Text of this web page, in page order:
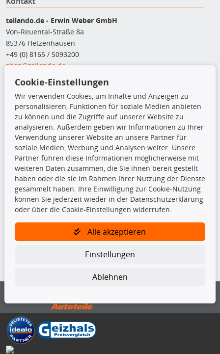
teilando.de - Erwin Weber GmbH
Von-Reuental-Straße 8a
85376 Hetzenhausen
+49 (0) 8165 / 5093200
shop@teilando.de
Top Produkte
Beleuchtung
Bremsbeläge
Bremsscheiben
Kupplungssatz
Querlenker
Radlager
Stoßdämpfer
TecDoc Inside
Die hier angezeigten Daten insbesondere die gesamte Datenbank dürfen
Es ist zu unterlassen, die Daten oder die gesamte Datenbank ohne
Zuwiderhandeln stellt eine Urheberrechtsverletzung dar und wird verfolgt.
Bitte prüfen Sie, ob das über unseren Onlineshop identifizierte Ersatzteil
auch tatsächlich dem gesuchten Ersatzteil entspricht.
Gegebenenfalls sind ergänzende Informationen notwendig, um
Cookie-Einstellungen
Wir verwenden Cookies, um Inhalte und Anzeigen zu
personalisieren, Funktionen für soziale Medien anbieten
zu können und die Zugriffe auf unserer Website zu
analysieren. Außerdem geben wir Informationen zu Ihrer
Verwendung unserer Website an unsere Partner für
soziale Medien, Werbung und Analysen weiter. Unsere
Partner führen diese Informationen möglicherweise mit
weiteren Daten zusammen, die Sie ihnen bereit gestellt
haben oder die sie im Rahmen Ihrer Nutzung der Dienste
gesammelt haben. Ihre Einwilligung zur Cookie-Nutzung
können Sie jederzeit wieder in der Datenschutzerklärung
oder über die Cookie-Einstellungen widerrufen.
Alle akzeptieren
Einstellungen
Ablehnen